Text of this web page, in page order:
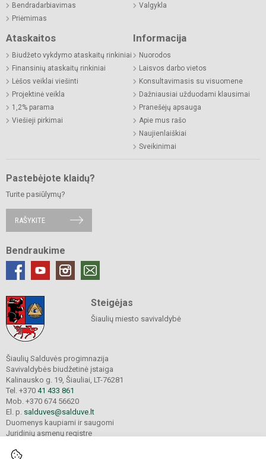
Bendradarbiavimas
Priėmimas
Valgykla
Ataskaitos
Biudžeto vykdymo ataskaitų rinkiniai
Finansinių ataskaitų rinkiniai
Lėšos veiklai viešinti
Projektinė veikla
1,2% parama
Viešieji pirkimai
Informacija
Nuorodos
Laisvos darbo vietos
Konsultavimasis su visuomene
Dažniausiai užduodami klausimai
Pranešėjų apsauga
Apie mus rašo
Naujienlaiškiai
Sveikinimai
Pastebėjote klaidų?
Turite pasiūlymų?
RAŠYKITE
Bendraukime
Steigėjas
Šiaulių miesto savivaldybė
Šiaulių Salduvės progimnazija
Savivaldybės biudžetinė įstaiga
Kalinausko g. 19, Šiauliai, LT-76281
Tel. +370 41 433 861
Mob. +370 674 56620
El. p. salduves@salduve.lt
Duomenys kaupiami ir saugomi
Juridinių asmenų registre